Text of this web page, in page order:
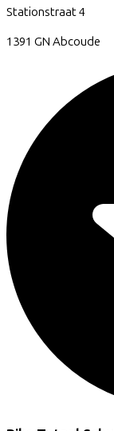
Stationstraat4
1391 GN Abcoude